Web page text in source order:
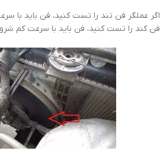
اگر عملگر فن تند را تست کنید، فن باید با
فن کند را تست کنید، فن باید با سرعت کم